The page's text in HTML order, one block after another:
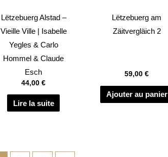
Lëtzebuerg Alstad –
Vieille Ville | Isabelle
Yegles & Carlo
Hommel & Claude
Esch
44,00€
Lire la suite
Lëtzebuerg am
Zäitvergläich 2
59,00 €
Ajouter au panier